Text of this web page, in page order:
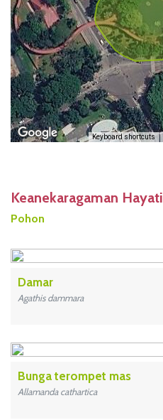
Keyboard shortcuts
Keanekaragaman Hayati
Pohon
Damar
Agathis dammara
Bunga terompet mas
Allamanda cathartica